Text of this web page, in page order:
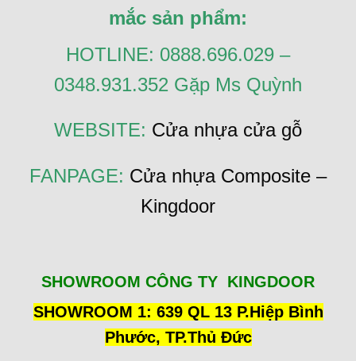
mắc sản phẩm:
HOTLINE: 0888.696.029 –
0348.931.352 Gặp Ms Quỳnh
WEBSITE: Cửa nhựa cửa gỗ
FANPAGE: Cửa nhựa Composite –
Kingdoor
SHOWROOM CÔNG TY KINGDOOR
SHOWROOM 1: 639 QL 13 P.Hiệp Bình
Phước, TP.Thủ Đức